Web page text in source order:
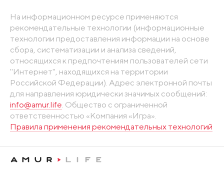
На информационном ресурсе применяются
рекомендательные технологии (информационные
технологии предоставления информации на основе
сбора, систематизации и анализа сведений,
относящихся к предпочтениям пользователей сети
"Интернет", находящихся на территории
Российской Федерации). Адрес электронной почты
для направления юридически значимых сообщений:
info@amur.life . Общество с ограниченной
ответственностью «Компания «Игра».
Правила применения рекомендательных технологий